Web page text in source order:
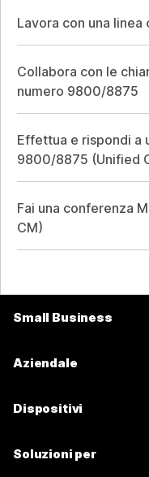
Lavora con una
Collabora con le
numero 9800/8875
Effettua e rispondi a
9800/8875 (Unified
Fai una conferenza
CM)
Small Business
Aziendale
Dispositivi
Soluzioni per